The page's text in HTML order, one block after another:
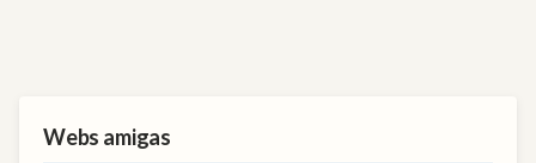
Webs amigas